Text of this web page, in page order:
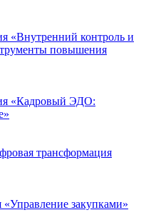
«Внутренний контроль и
повышения
«Кадровый ЭДО:
трансформация
закупками»